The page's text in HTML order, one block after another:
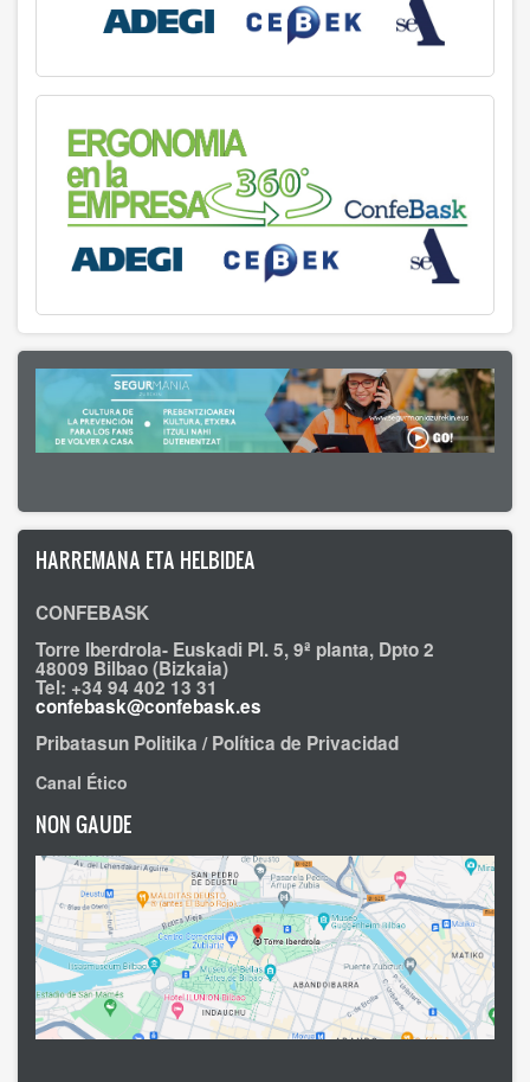
HARREMANA ETA HELBIDEA
CONFEBASK
Torre Iberdrola- Euskadi Pl. 5, 9ª planta, Dpto 2
48009 Bilbao (Bizkaia)
Tel: +34 94 402 13 31
confebask@confebask.es
Pribatasun Politika / Política de Privacidad
Canal Ético
NON GAUDE